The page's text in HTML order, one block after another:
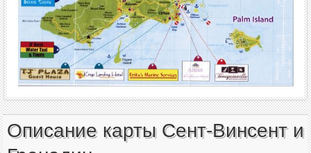
Описание карты Сент-Винсент и